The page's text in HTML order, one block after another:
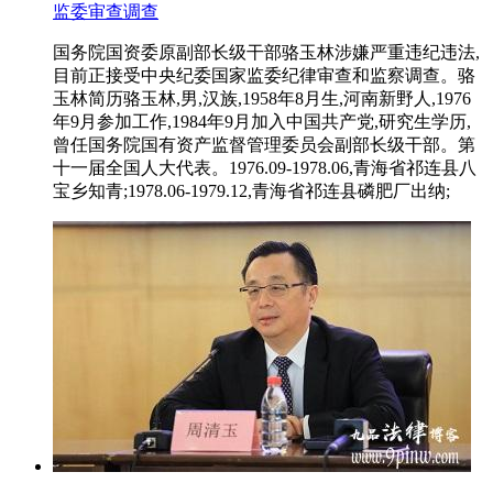
监委审查调查
国务院国资委原副部长级干部骆玉林涉嫌严重违纪违法,
目前正接受中央纪委国家监委纪律审查和监察调查。骆
玉林简历骆玉林,男,汉族,1958年8月生,河南新野人,1976
年9月参加工作,1984年9月加入中国共产党,研究生学历,
曾任国务院国有资产监督管理委员会副部长级干部。第
十一届全国人大代表。1976.09-1978.06,青海省祁连县八
宝乡知青;1978.06-1979.12,青海省祁连县磷肥厂出纳;